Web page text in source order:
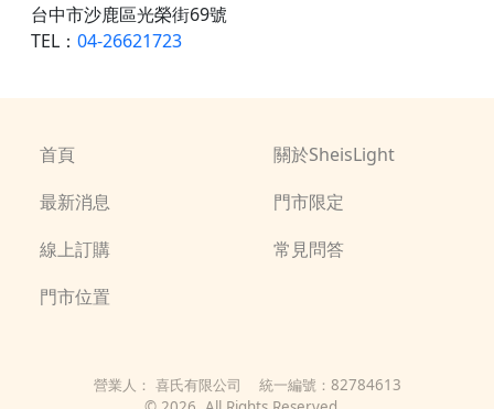
台中市沙鹿區光榮街69號
TEL： 04-26621723
首頁
關於SheisLight
最新消息
門市限定
線上訂購
常見問答
門市位置
營業人： 喜氏有限公司 統一編號： 82784613